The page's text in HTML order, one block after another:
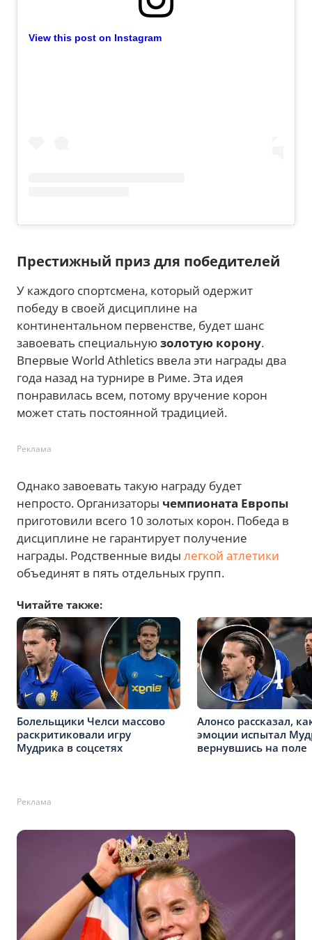
View this post on Instagram
Престижный приз для победителей
У каждого спортсмена, который одержит
победу в своей дисциплине на
континентальном первенстве, будет шанс
завоевать специальнуюзолотую корону.
Впервые World Athletics ввела эти награды два
года назад на турнире в Риме. Эта идея
понравилась всем, потому вручение корон
может стать постоянной традицией.
Реклама
Однако завоевать такую награду будет
непросто. Организаторы чемпионата Европы
приготовили всего 10 золотых корон. Победа в
дисциплине не гарантирует получение
награды. Родственные виды легкой атлетики
объединят в пять отдельных групп.
Читайте также:
Болельщики Челси массово
раскритиковали игру
Мудрика в соцсетях
Алонсо рассказал,
эмоции испытал
вернувшись на поле
Реклама